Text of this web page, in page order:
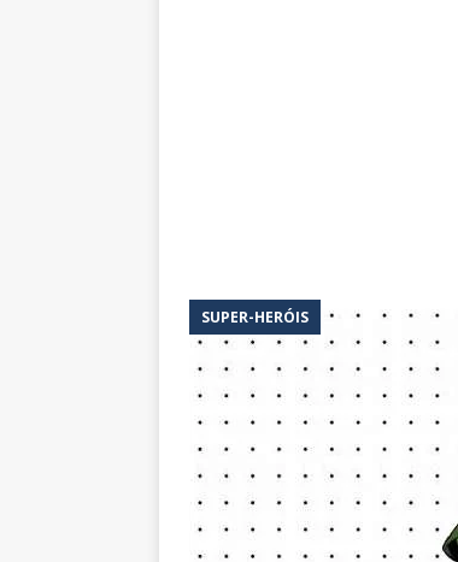
SUPER-HERÓIS